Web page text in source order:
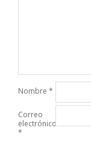
Nombre *
Correo
electrónico
*